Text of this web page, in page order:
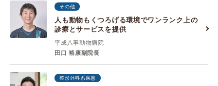
その他
人も動物もくつろげる環境でワンランク上の
診療とサービスを提供
平成八事動物病院
田口 裕康副院長
整形外科系疾患